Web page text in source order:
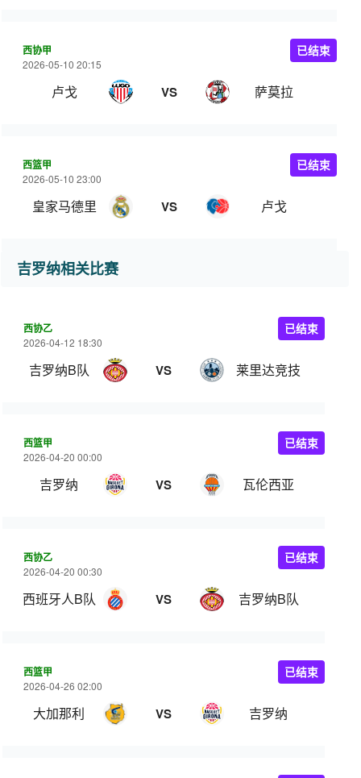
西协甲
2026-05-10 20:15
卢戈 VS 萨莫拉
已结束
西篮甲
2026-05-10 23:00
皇家马德里 VS 卢戈
已结束
吉罗纳相关比赛
西协乙
2026-04-12 18:30
吉罗纳B队 VS 莱里达竞技
已结束
西篮甲
2026-04-20 00:00
吉罗纳 VS 瓦伦西亚
已结束
西协乙
2026-04-20 00:30
西班牙人B队 VS 吉罗纳B队
已结束
西篮甲
2026-04-26 02:00
大加那利 VS 吉罗纳
已结束